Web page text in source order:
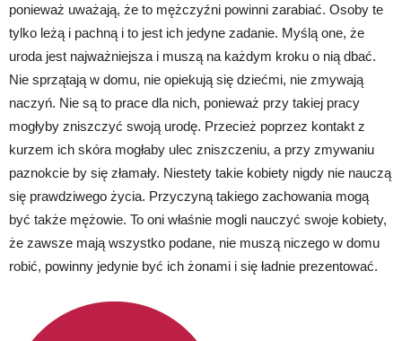
ponieważ uważają, że to mężczyźni powinni zarabiać. Osoby te
tylko leżą i pachną i to jest ich jedyne zadanie. Myślą one, że
uroda jest najważniejsza i muszą na każdym kroku o nią dbać.
Nie sprzątają w domu, nie opiekują się dziećmi, nie zmywają
naczyń. Nie są to prace dla nich, ponieważ przy takiej pracy
mogłyby zniszczyć swoją urodę. Przecież poprzez kontakt z
kurzem ich skóra mogłaby ulec zniszczeniu, a przy zmywaniu
paznokcie by się złamały. Niestety takie kobiety nigdy nie nauczą
się prawdziwego życia. Przyczyną takiego zachowania mogą
być także mężowie. To oni właśnie mogli nauczyć swoje kobiety,
że zawsze mają wszystko podane, nie muszą niczego w domu
robić, powinny jedynie być ich żonami i się ładnie prezentować.